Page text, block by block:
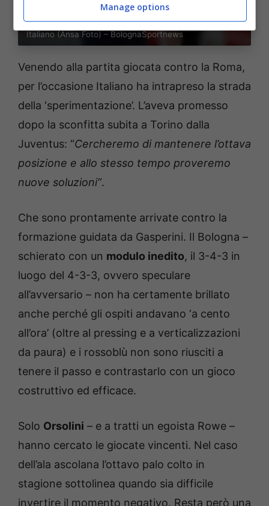
Bologna, la strada della “sperimentazione” presa da
Italiano (Ansa Foto) – BolognaSportnews
Venendo alla partita giocata contro la Roma,
per l’occasione Italiano ha intrapreso la strada
della ‘sperimentazione’. L’aveva promesso
dopo la sconfitta subita a Torino dalla
Juventus: “Cercheremo di mantenere l’ottava
posizione e allo stesso tempo proveremo
nuove soluzioni”.
Che sono prontamente arrivate contro la
formazione guidata da Gasperini. Il Bologna –
schierato con un modulo inedito, il 3-4-3 in
luogo del 4-3-3, ovvero speculare
all’avversario – non ha certamente brillato
anche perché gli ospiti andavano ‘a cento
all’ora’ (oltre al pressing e a verticalizzazioni
da paura) e i rossoblù non sono riusciti a
tenere il passo e contrastarlo con un gioco
costruttivo ed efficace.
Solo Orsolini – e a tratti un egoista Rowe –
hanno cercato le giocate vincenti. Nel caso
dell’ala ascolana l’ottavo palo colto in
stagione sottolinea quando sia difficile
invertire il momento negativo. Resta però una
Manage options